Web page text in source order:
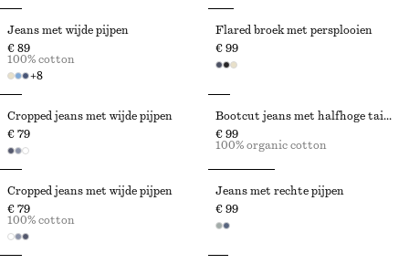
Jeans met wijde pijpen
€ 89
+8
100% cotton
Flared broek met persplooien
€ 99
Cropped jeans met wijde pijpen
€ 79
Bootcut jeans met halfhoge taille
€ 99
100% organic cotton
Cropped jeans met wijde pijpen
€ 79
100% cotton
Jeans met rechte pijpen
€ 99